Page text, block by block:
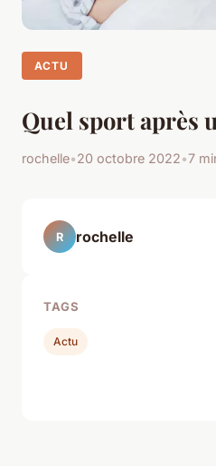
ACTU
Quel sport après
rochelle•20 octobre 2022•7
R rochelle
TAGS
Actu